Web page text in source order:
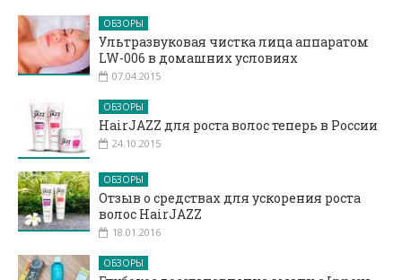
ОБЗОРЫ
Ультразвуковая чистка лица аппаратом
LW-006 в домашних условиях
07.04.2015
ОБЗОРЫ
HairJAZZ для роста волос теперь в России
24.10.2015
ОБЗОРЫ
Отзыв о средствах для ускорения роста
волос HairJAZZ
18.01.2016
ОБЗОРЫ